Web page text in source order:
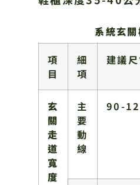
系統玄
項
目
細
項
建議
玄
關
走
道
寬
度
主
要
動
線
90-